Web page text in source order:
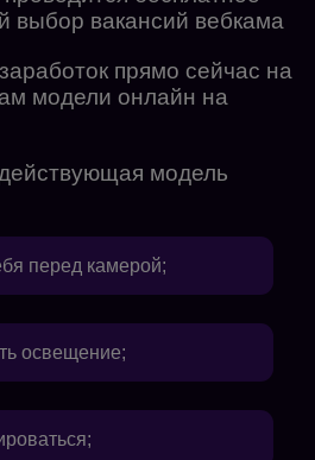
выбор вакансий вебкама
прямо сейчас на
модели онлайн на
модель
перед камерой;
освещение;